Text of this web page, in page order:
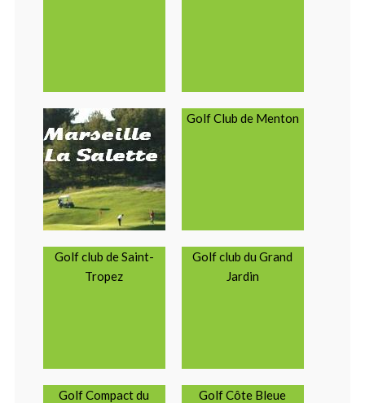
Golf Club de Menton
Golf club de Saint-
Tropez
Golf club du Grand
Jardin
Golf Compact du
Golf Côte Bleue